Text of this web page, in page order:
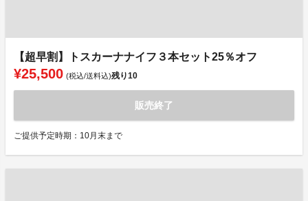
【超早割】トスカーナナイフ３本セット25％オフ
¥25,500 (税込/送料込)残り10
販売終了
ご提供予定時期：10月末まで